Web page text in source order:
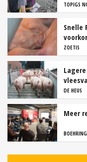
TOPIGS
Snelle
ZOETIS
DE HEUS
Meer